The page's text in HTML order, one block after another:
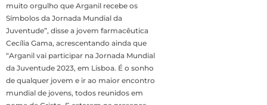
muito orgulho que Arganil recebe os
Símbolos da Jornada Mundial da
Juventude”, disse a jovem farmacêutica
Cecília Gama, acrescentando ainda que
“Arganil vai participar na Jornada Mundial
da Juventude 2023, em Lisboa. É o sonho
de qualquer jovem e ir ao maior encontro
mundial de jovens, todos reunidos em